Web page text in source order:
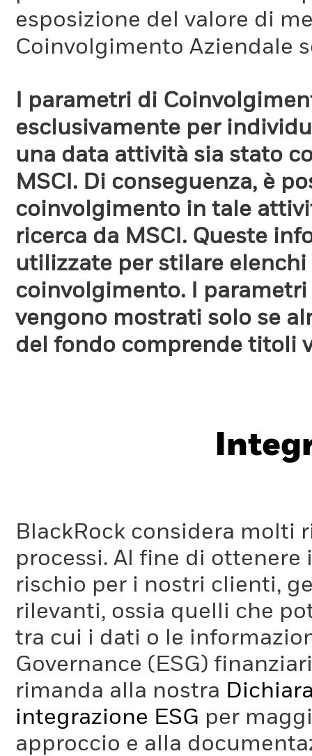
esposizione del valore di
Coinvolgimento Aziendale
I parametri di
esclusivamente per
una data attività sia stato
MSCI. Di conseguenza, è
coinvolgimento in tale
ricerca da MSCI. Queste
utilizzate per stilare
coinvolgimento. I
vengono mostrati solo se
del fondo comprende titoli
BlackRock considera molti
processi. Al fine di
rischio per i nostri clienti,
rilevanti, ossia quelli che
tra cui i dati o le
Governance (ESG)
rimanda alla nostra
integrazione ESG per
approccio e alla